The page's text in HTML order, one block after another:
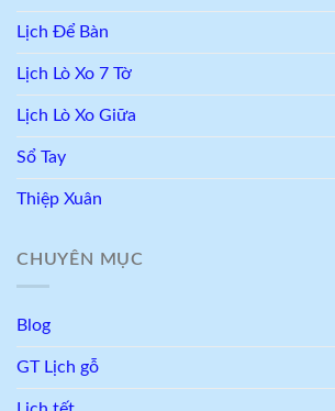
Lịch Để Bàn
Lịch Lò Xo 7 Tờ
Lịch Lò Xo Giữa
Sổ Tay
Thiệp Xuân
CHUYÊN MỤC
Blog
GT Lịch gỗ